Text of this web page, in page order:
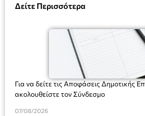
Δείτε Περισσότερα
Για να δείτε τις Αποφάσεις Δημοτικής
ακολουθείστε τον Σύνδεσμο
07/08/2026